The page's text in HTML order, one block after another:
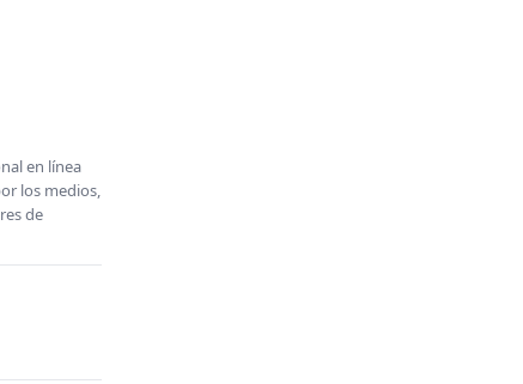
en línea
los medios,
de